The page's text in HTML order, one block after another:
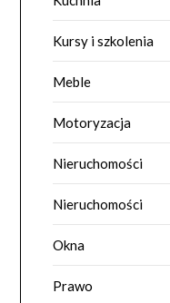
Kursy i szkolenia
Meble
Motoryzacja
Nieruchomości
Nieruchomości
Okna
Prawo